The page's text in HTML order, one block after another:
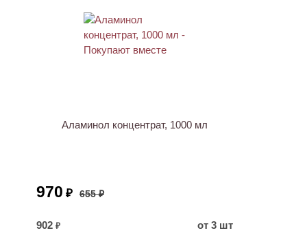
Аламинол концентрат, 1000 мл
970 ₽ 655 ₽
902 ₽
от 3 шт